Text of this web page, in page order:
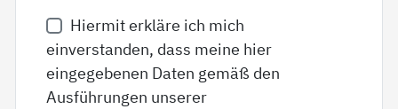
Hiermit erkläre ich mich
einverstanden, dass meine hier
eingegebenen Daten gemäß den
Ausführungen unserer